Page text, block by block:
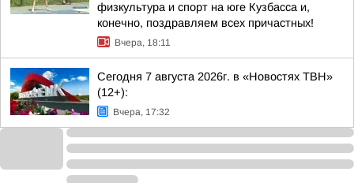
физкультура и спорт на юге Кузбасса и,
конечно, поздравляем всех причастных!
Вчера, 18:11
Сегодня 7 августа 2026г. в «Новостях ТВН»
(12+):
Вчера, 17:32